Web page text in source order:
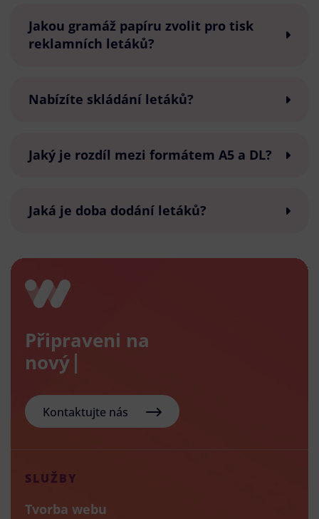
Jakou gramáž papíru zvolit pro tisk
reklamních letáků?
Nabízíte skládání letáků?
Jaký je rozdíl mezi formátem A5 a DL?
Jaká je doba dodání letáků?
Připraveni na
nový e-sho
Kontaktujte nás
SLUŽBY
Tvorba webu